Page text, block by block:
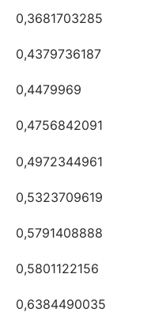
0,3681703285
0,4379736187
0,4479969
0,4756842091
0,4972344961
0,5323709619
0,5791408888
0,5801122156
0,6384490035